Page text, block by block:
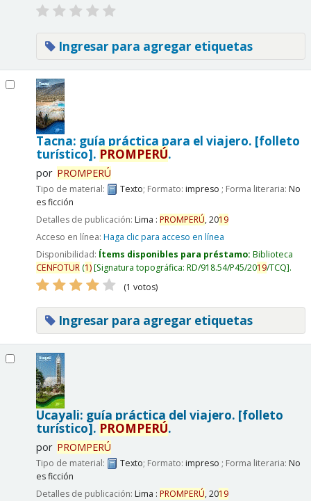
Ingresar para agregar etiquetas
Tacna: guía práctica para el viajero. [folleto
turístico]. PROMPERÚ.
por PROMPERÚ
Tipo de material: Texto; Formato: impreso ; Forma literaria: No
es ficción
Detalles de publicación: Lima : PROMPERÚ,2019
Acceso en línea: Haga clic para acceso en línea
Disponibilidad: Ítems disponibles para préstamo: Biblioteca
CENFOTUR(1) Signatura topográfica: RD/918.54/P45/2019/TCQ .
(1 votos)
Ingresar para agregar etiquetas
Ucayali: guía práctica del viajero. [folleto
turístico]. PROMPERÚ.
por PROMPERÚ
Tipo de material: Texto; Formato: impreso ; Forma literaria: No
es ficción
Detalles de publicación: Lima : PROMPERÚ,2019